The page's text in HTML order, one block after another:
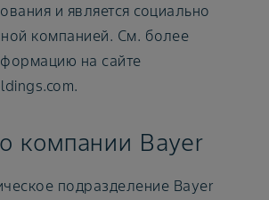
и является социально
компанией. См. более
на сайте
компании Bayer
подразделение Bayer